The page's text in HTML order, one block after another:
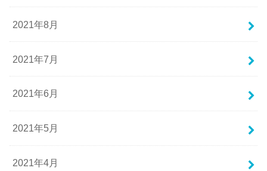
2021年8月
2021年7月
2021年6月
2021年5月
2021年4月